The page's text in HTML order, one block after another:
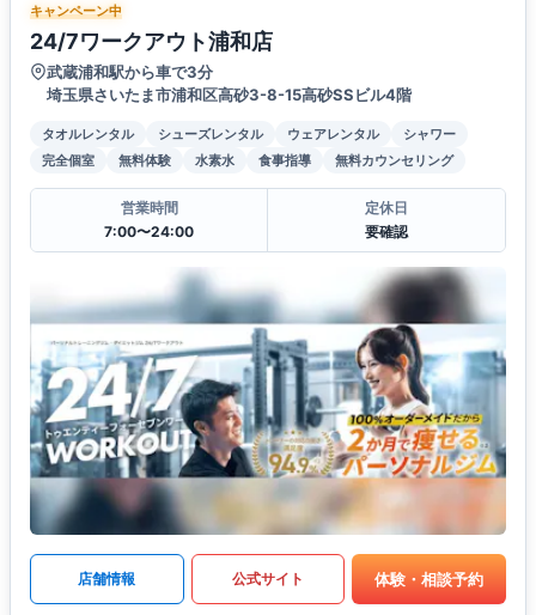
キャンペーン中
24/7ワークアウト浦和店
武蔵浦和駅から車で3分
埼玉県さいたま市浦和区高砂3-8-15高砂SSビル4階
タオルレンタル シューズレンタル ウェアレンタル
シャワー
完全個室
無料体験 水素水 食事指導 無料カウンセリング
営業時間
7:00〜24:00
定休日
要確認
店舗情報 公式サイト 体験・相談予約